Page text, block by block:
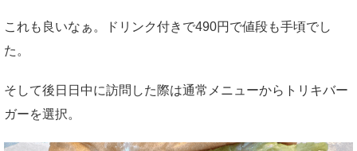
これも良いなぁ。ドリンク付きで490円で値段も手頃でし
た。
そして後日日中に訪問した際は通常メニューからトリキバー
ガーを選択。